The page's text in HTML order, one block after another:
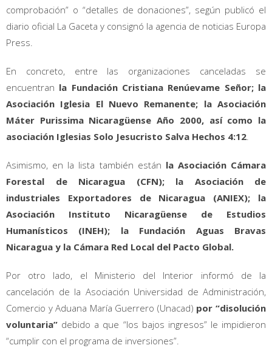
comprobación” o “detalles de donaciones”, según publicó el
diario oficial La Gaceta y consignó la agencia de noticias Europa
Press.
En concreto, entre las organizaciones canceladas se
encuentran la Fundación Cristiana Renúevame Señor; la
Asociación Iglesia El Nuevo Remanente; la Asociación
Máter Purissima Nicaragüense Año 2000, así como la
asociación Iglesias Solo Jesucristo Salva Hechos 4:12
Asimismo, en la lista también están la Asociación Cámara
Forestal de Nicaragua (CFN); la Asociación de
industriales Exportadores de Nicaragua (ANIEX); la
Asociación Instituto Nicaragüense de Estudios
Humanísticos (INEH); la Fundación Aguas Bravas
Nicaragua y la Cámara Red Local del Pacto Global.
Por otro lado, el Ministerio del Interior informó de la
cancelación de la Asociación Universidad de Administración,
Comercio y Aduana María Guerrero (Unacad) por “disolución
voluntaria” debido a que “los bajos ingresos” le impidieron
“cumplir con el programa de inversiones”.